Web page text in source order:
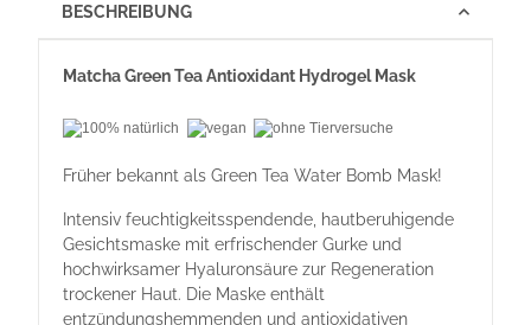
BESCHREIBUNG
Matcha Green Tea Antioxidant Hydrogel Mask
Früher bekannt als Green Tea Water Bomb Mask!
Intensiv feuchtigkeitsspendende, hautberuhigende
Gesichtsmaske mit erfrischender Gurke und
hochwirksamer Hyaluronsäure zur Regeneration
trockener Haut. Die Maske enthält
entzündungshemmenden und antioxidativen